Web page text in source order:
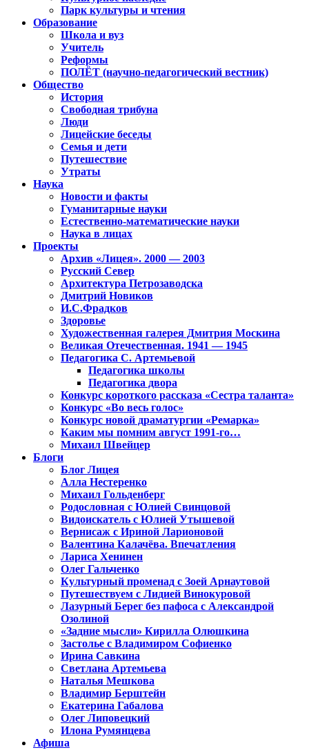
Парк культуры и чтения
Образование
Школа и вуз
Учитель
Реформы
ПОЛЁТ (научно-педагогический вестник)
Общество
История
Свободная трибуна
Люди
Лицейские беседы
Семья и дети
Путешествие
Утраты
Наука
Новости и факты
Гуманитарные науки
Естественно-математические науки
Наука в лицах
Проекты
Архив «Лицея». 2000 — 2003
Русский Север
Архитектура Петрозаводска
Дмитрий Новиков
И.С.Фрадков
Здоровье
Художественная галерея Дмитрия Москина
Великая Отечественная. 1941 — 1945
Педагогика С. Артемьевой
Педагогика школы
Педагогика двора
Конкурс короткого рассказа «Сестра таланта»
Конкурс «Во весь голос»
Конкурс новой драматургии «Ремарка»
Каким мы помним август 1991-го…
Михаил Швейцер
Блоги
Блог Лицея
Алла Нестеренко
Михаил Гольденберг
Родословная с Юлией Свинцовой
Видоискатель с Юлией Утышевой
Вернисаж с Ириной Ларионовой
Валентина Калачёва. Впечатления
Лариса Хенинен
Олег Гальченко
Культурный променад с Зоей Арнаутовой
Путешествуем с Лидией Винокуровой
Лазурный Берег без пафоса с Александрой
Озолиной
«Задние мысли» Кирилла Олюшкина
Застолье с Владимиром Софиенко
Ирина Савкина
Светлана Артемьева
Наталья Мешкова
Владимир Берштейн
Екатерина Габалова
Олег Липовецкий
Илона Румянцева
Афиша